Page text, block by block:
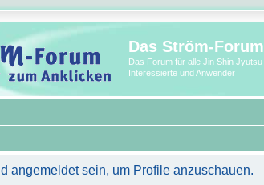
Das Ström-Forum
Das Forum für alle Jin Shin Jyutsu
Interessierte und Anwender
angemeldet sein, um Profile anzuschauen.